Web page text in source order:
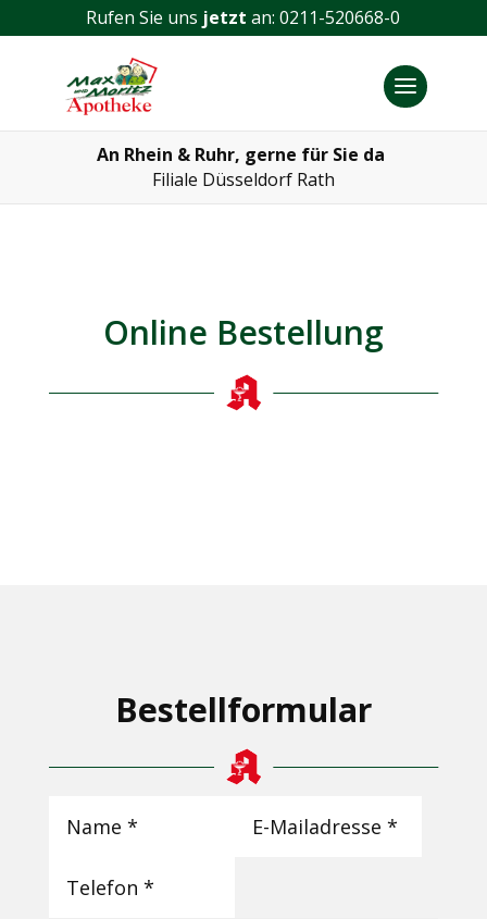
Rufen Sie uns jetzt an:0211-520668-0
An Rhein & Ruhr, gerne für Sie da
Filiale​ Düsseldorf Rath
Online Bestellung
Bestellformular